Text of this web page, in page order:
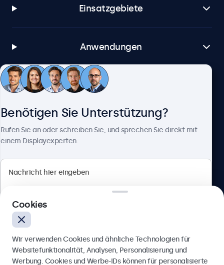
Einsatzgebiete
Anwendungen
Kundenservice
Berliner Allee 59, 40212 Düsseldorf, Deutschland
Deutsch
Benötigen Sie Unterstützung?
Rufen Sie an oder schreiben Sie, und sprechen Sie direkt mit
einem Displayexperten.
Cookies
Wir verwenden Cookies und ähnliche Technologien für
Websitefunktionalität, Analysen, Personalisierung und
Werbung. Cookies und Werbe-IDs können für personalisierte